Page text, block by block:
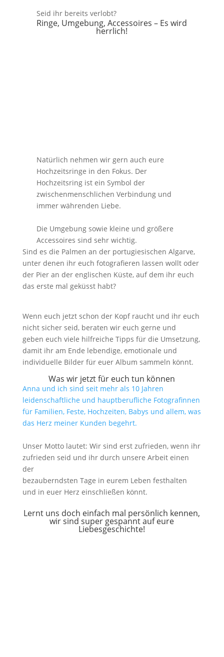
Seid ihr bereits verlobt?
Ringe, Umgebung, Accessoires – Es wird
herrlich!
Natürlich nehmen wir gern auch eure
Hochzeitsringe in den Fokus. Der
Hochzeitsring ist ein Symbol der
zwischenmenschlichen Verbindung und
immer währenden Liebe.
Die Umgebung sowie kleine und größere
Accessoires sind sehr wichtig.
Sind es die Palmen an der portugiesischen Algarve,
unter denen ihr euch fotografieren lassen wollt oder
der Pier an der englischen Küste, auf dem ihr euch
das erste mal geküsst habt?
Wenn euch jetzt schon der Kopf raucht und ihr euch
nicht sicher seid, beraten wir euch gerne und
geben euch viele hilfreiche Tipps für die Umsetzung,
damit ihr am Ende lebendige, emotionale und
individuelle Bilder für euer Album sammeln könnt.
Was wir jetzt für euch tun können
Anna und ich sind seit mehr als 10 Jahren
leidenschaftliche und hauptberufliche Fotografinnen
für Familien, Feste, Hochzeiten, Babys und allem, was
das Herz meiner Kunden begehrt.
Unser Motto lautet: Wir sind erst zufrieden, wenn ihr
zufrieden seid und ihr durch unsere Arbeit einen
der
bezauberndsten Tage in eurem Leben festhalten
und in euer Herz einschließen könnt.
Lernt uns doch einfach mal persönlich kennen,
wir sind super gespannt auf eure
Liebesgeschichte!